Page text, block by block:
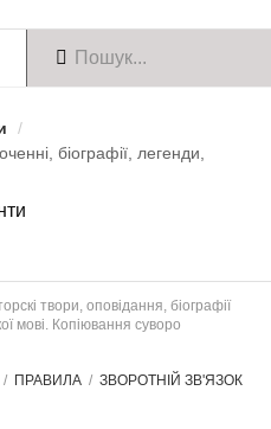
/
біографії, легенди,
твори, оповідання, біографії
мові. Копіювання суворо
ПРАВИЛА ЗВОРОТНІЙ ЗВ'ЯЗОК